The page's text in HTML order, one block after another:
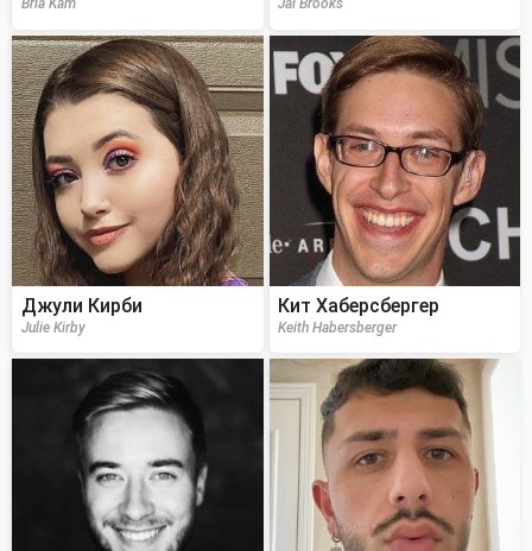
Bria Kam Jai Brooks
Джули Кирби
Julie Kirby
Кит Хаберсбергер
Keith Habersberger